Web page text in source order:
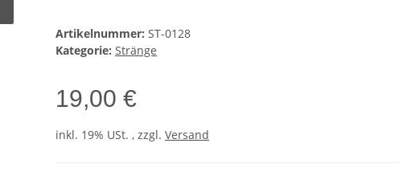
Artikelnummer: ST-0128
Kategorie: Stränge
19,00 €
inkl. 19% USt. , zzgl. Versand